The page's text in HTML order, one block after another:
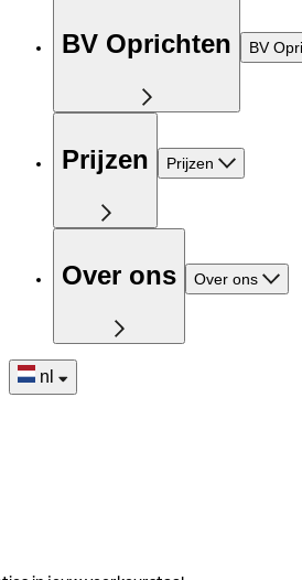
BV Oprichten BV
Prijzen Prijzen
Over ons Over ons
nl